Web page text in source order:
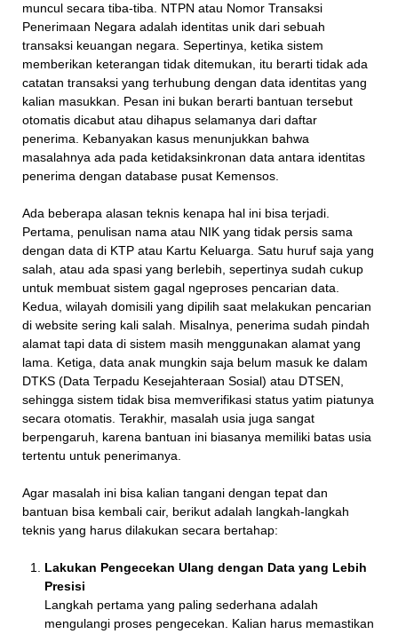
muncul secara tiba-tiba. NTPN atau Nomor Transaksi
Penerimaan Negara adalah identitas unik dari sebuah
transaksi keuangan negara. Sepertinya, ketika sistem
memberikan keterangan tidak ditemukan, itu berarti tidak ada
catatan transaksi yang terhubung dengan data identitas yang
kalian masukkan. Pesan ini bukan berarti bantuan tersebut
otomatis dicabut atau dihapus selamanya dari daftar
penerima. Kebanyakan kasus menunjukkan bahwa
masalahnya ada pada ketidaksinkronan data antara identitas
penerima dengan database pusat Kemensos.
Ada beberapa alasan teknis kenapa hal ini bisa terjadi.
Pertama, penulisan nama atau NIK yang tidak persis sama
dengan data di KTP atau Kartu Keluarga. Satu huruf saja yang
salah, atau ada spasi yang berlebih, sepertinya sudah cukup
untuk membuat sistem gagal ngeproses pencarian data.
Kedua, wilayah domisili yang dipilih saat melakukan pencarian
di website sering kali salah. Misalnya, penerima sudah pindah
alamat tapi data di sistem masih menggunakan alamat yang
lama. Ketiga, data anak mungkin saja belum masuk ke dalam
DTKS (Data Terpadu Kesejahteraan Sosial) atau DTSEN,
sehingga sistem tidak bisa memverifikasi status yatim piatunya
secara otomatis. Terakhir, masalah usia juga sangat
berpengaruh, karena bantuan ini biasanya memiliki batas usia
tertentu untuk penerimanya.
Agar masalah ini bisa kalian tangani dengan tepat dan
bantuan bisa kembali cair, berikut adalah langkah-langkah
teknis yang harus dilakukan secara bertahap:
Lakukan Pengecekan Ulang dengan Data yang Lebih
Presisi
Langkah pertama yang paling sederhana adalah
mengulangi proses pengecekan. Kalian harus memastikan